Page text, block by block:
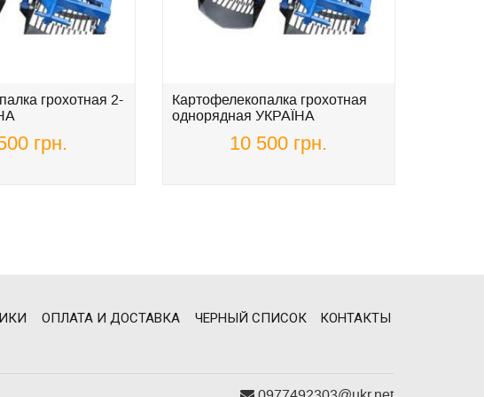
грохотная 2-
грн.
Картофелекопалка грохотная
однорядная УКРАЇНА
10 500 грн.
ОПЛАТА И ДОСТАВКА ЧЕРНЫЙ СПИСОК КОНТАКТЫ